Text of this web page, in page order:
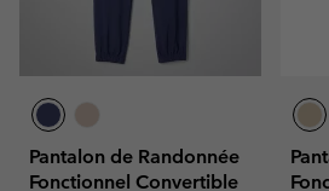
Pantalon de Randonnée
Fonctionnel Convertible